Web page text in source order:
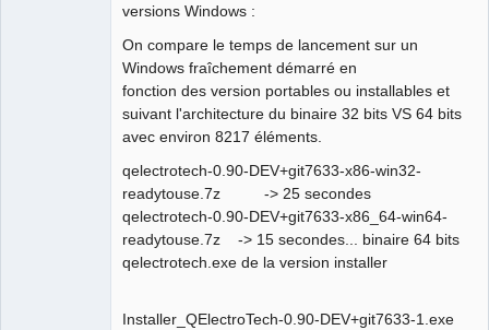
versions Windows :
On compare le temps de lancement sur un
Windows fraîchement démarré en
fonction des version portables ou installables et
suivant l'architecture du binaire 32 bits VS 64 bits
avec environ 8217 éléments.
qelectrotech-0.90-DEV+git7633-x86-win32-
readytouse.7z -> 25 secondes
qelectrotech-0.90-DEV+git7633-x86_64-win64-
readytouse.7z -> 15 secondes... binaire 64 bits
qelectrotech.exe de la version installer
Installer_QElectroTech-0.90-DEV+git7633-1.exe